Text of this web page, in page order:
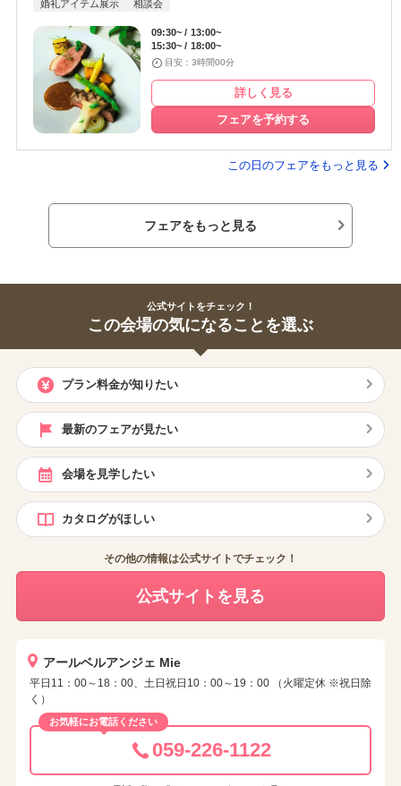
婚礼アイテム展示 相談会
09:30~
13:00~
15:30~
18:00~
目安：3時間00分
詳しく見る
フェアを予約する
この日のフェアをもっと見る
フェアをもっと見る
公式サイトをチェック！
この会場の気になることを選ぶ
プラン料金が知りたい
最新のフェアが見たい
会場を見学したい
カタログがほしい
その他の情報は公式サイトでチェック！
公式サイトを見る
アールベルアンジェ Mie
平日11：00～18：00、土日祝日10：00～19：00 （火曜定休 ※祝日除
く）
お気軽にお電話ください
059-226-1122